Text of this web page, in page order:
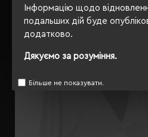
Інформацію щодо
подальших дій буде
додатково.
Дякуємо за розуміння.
Більше не показувати.
РЕКОМЕНДУЄМО